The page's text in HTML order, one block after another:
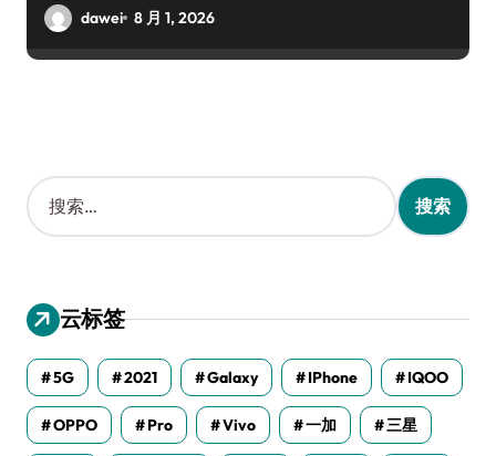
dawei 8 月 1, 2026
搜
索
：
云标签
5G 2021 Galaxy IPhone IQOO
OPPO Pro Vivo 一加 三星